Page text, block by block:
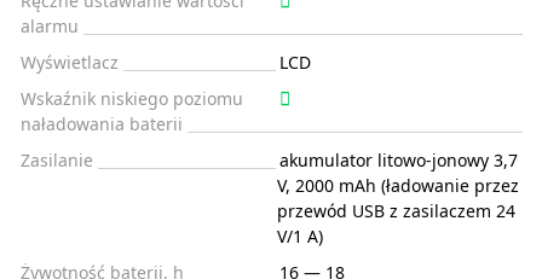
alarmu
Wyświetlacz
LCD
Wskaźnik niskiego poziomu
naładowania baterii
Zasilanie
akumulator litowo-jonowy 3,7
V, 2000 mAh (ładowanie przez
przewód USB z zasilaczem 24
V/1 A)
Żywotność baterii, h
16 — 18